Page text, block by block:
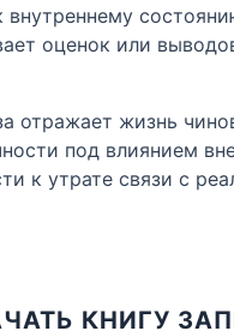
оценок или
отражает жизнь
под влиянием
к утрате связи с
КНИГУ